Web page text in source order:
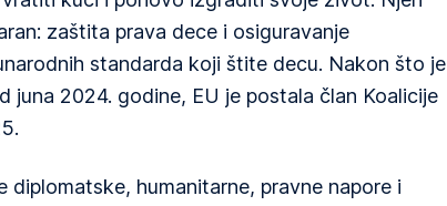
zaštita prava dece i osiguravanje
standarda koji štite decu. Nakon što je
juna 2024. godine, EU je postala član Koalicije
diplomatske, humanitarne, pravne napore i